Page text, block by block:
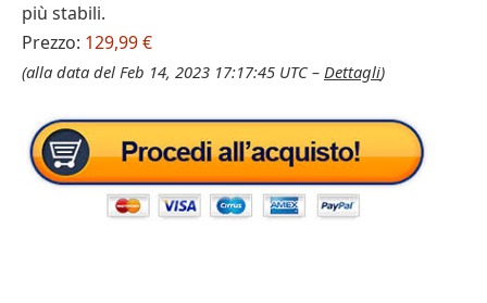
più stabili.
Prezzo: 129,99 €
(alla data del Feb 14, 2023 17:17:45 UTC – Dettagli)